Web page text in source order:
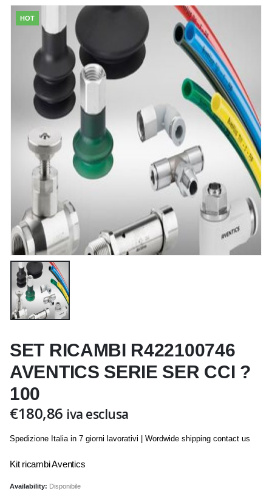
HOT
SET RICAMBI R422100746
AVENTICS SERIE SER CCI ?
100
€180,86 iva esclusa
Spedizione Italia in 7 giorni lavorativi | Wordwide shipping contact us
Kit ricambi Aventics
Availability: Disponibile